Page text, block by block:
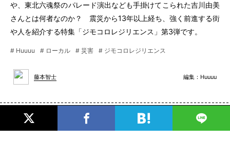
や、東北六魂祭のパレード演出なども手掛けてこられた吉川由美
さんとは何者なのか？ 震災から13年以上経ち、強く前進する街
や人を紹介する特集「ジモコロレジリエンス」第3弾です。
# Huuuu # ローカル # 災害 # ジモコロレジリエンス
藤本智士 編集： Huuuu